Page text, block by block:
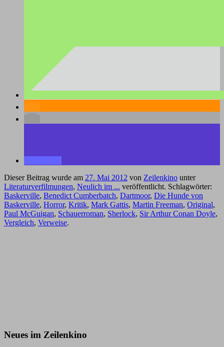
Dieser Beitrag wurde am 27. Mai 2012 von Zeilenkino unter
Literaturverfilmungen, Neulich im ... veröffentlicht. Schlagwörter:
Baskerville, Benedict Cumberbatch, Dartmoor, Die Hunde von
Baskerville, Horror, Kritik, Mark Gattis, Martin Freeman, Original,
Paul McGuigan, Schauerroman, Sherlock, Sir Arthur Conan Doyle,
Vergleich, Verweise.
Neues im Zeilenkino